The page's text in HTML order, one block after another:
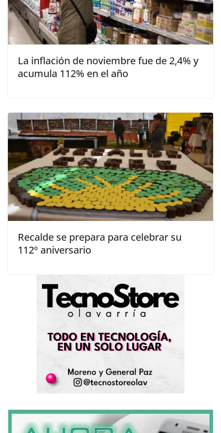
La inflación de noviembre fue de 2,4% y
acumula 112% en el año
Recalde se prepara para celebrar su
112º aniversario